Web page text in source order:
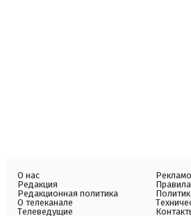
О нас
Редакция
Редакционная политика
О телеканале
Телеведущие